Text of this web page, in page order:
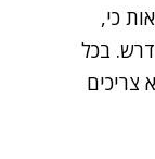
כי,
בכל
צריכים